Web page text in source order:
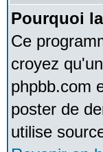
Pourquoi
Ce
croyez
phpbb.com
poster de
utilise